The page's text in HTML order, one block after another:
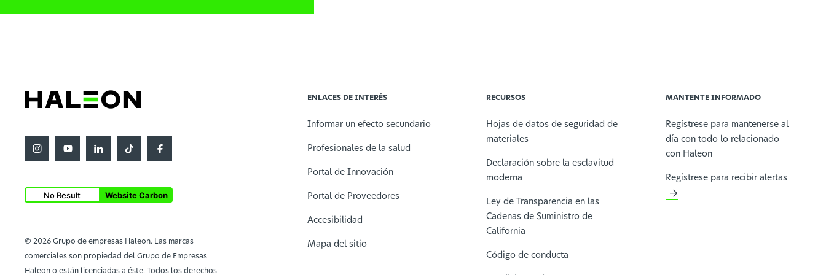
No Result Website Carbon
© 2026 Grupo de empresas Haleon. Las marcas
comerciales son propiedad del Grupo de Empresas
Haleon o están licenciadas a éste. Todos los derechos
ENLACES DE INTERÉS
Informar un efecto secundario
Profesionales de la salud
Portal de Innovación
Portal de Proveedores
Accesibilidad
Mapa del sitio
RECURSOS
Hojas de datos de seguridad de
materiales
Declaración sobre la esclavitud
moderna
Ley de Transparencia en las
Cadenas de Suministro de
California
Código de conducta
MANTENTE INFORMADO
Regístrese para mantenerse al
día con todo lo relacionado
con Haleon
Regístrese para recibir alertas